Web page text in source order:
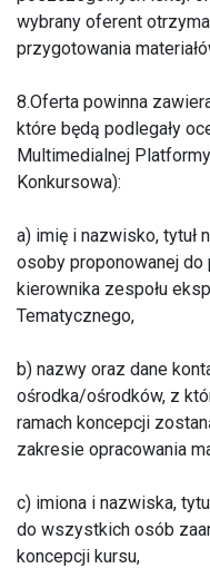
wybrany oferent
przygotowania
8.Oferta powinna
które będą podlegały
Multimedialnej
Konkursowa):
a) imię i nazwisko, tytuł
osoby proponowanej do
kierownika zespołu
Tematycznego,
b) nazwy oraz dane
ośrodka/ośrodków, z
ramach koncepcji
zakresie opracowania
c) imiona i nazwiska,
do wszystkich osób
koncepcji kursu,